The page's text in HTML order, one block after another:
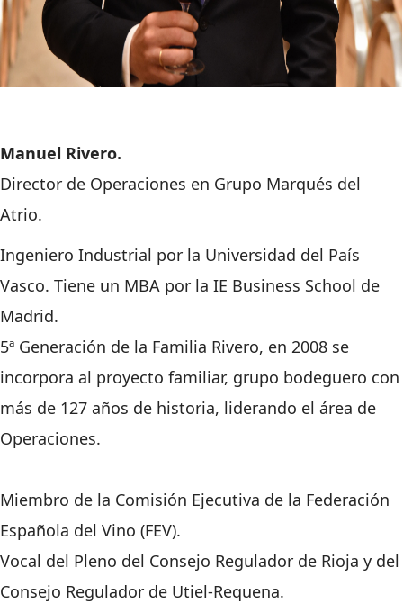
Manuel Rivero.
Director de Operaciones en Grupo Marqués del
Atrio.
Ingeniero Industrial por la Universidad del País
Vasco. Tiene un MBA por la IE Business School de
Madrid.
5ª Generación de la Familia Rivero, en 2008 se
incorpora al proyecto familiar, grupo bodeguero con
más de 127 años de historia, liderando el área de
Operaciones.
Miembro de la Comisión Ejecutiva de la Federación
Española del Vino (FEV).
Vocal del Pleno del Consejo Regulador de Rioja y del
Consejo Regulador de Utiel-Requena.